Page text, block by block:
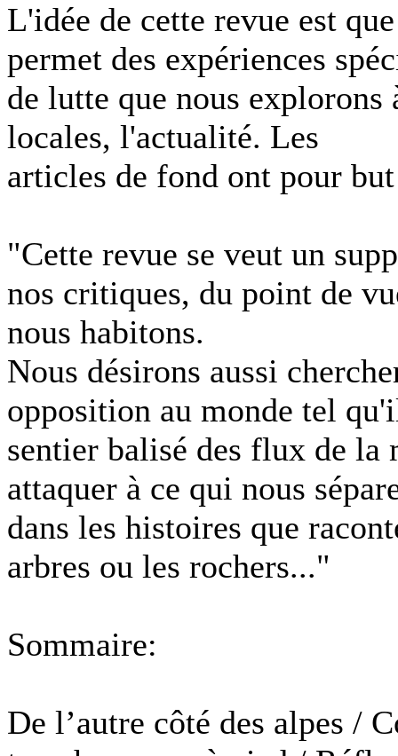
L'idée de cette revue est
permet des expériences
de lutte que nous
locales, l'actualité. Les
articles de fond ont pour
"Cette revue se veut un
nos critiques, du point de
nous habitons.
Nous désirons aussi
opposition au monde tel
sentier balisé des flux de la
attaquer à ce qui nous
dans les histoires que
arbres ou les rochers..."
Sommaire:
De l’autre côté des alpes /